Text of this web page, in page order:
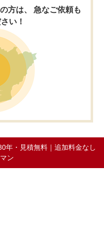
方は、 急なご依頼も
い！
年・見積無料｜追加料金なし
ン